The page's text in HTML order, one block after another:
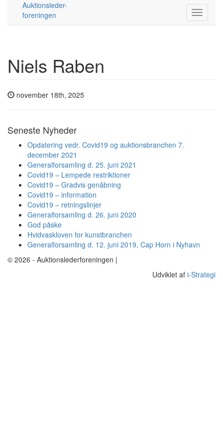
Auktionsleder-
foreningen
Niels Raben
november 18th, 2025
Seneste Nyheder
Opdatering vedr. Covid19 og auktionsbranchen 7.
december 2021
Generalforsamling d. 25. juni 2021
Covid19 – Lempede restriktioner
Covid19 – Gradvis genåbning
Covid19 – information
Covid19 – retningslinjer
Generalforsamling d. 26. juni 2020
God påske
Hvidvaskloven for kunstbranchen
Generalforsamling d. 12. juni 2019, Cap Horn i Nyhavn
© 2026 - Auktionslederforeningen |
Udviklet af i-Strategi